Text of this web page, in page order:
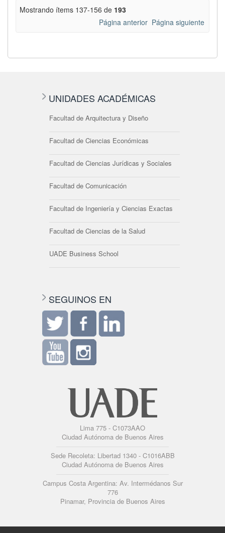
Mostrando ítems 137-156 de 193
Página anterior Página siguiente
UNIDADES ACADÉMICAS
Facultad de Arquitectura y Diseño
Facultad de Ciencias Económicas
Facultad de Ciencias Jurídicas y Sociales
Facultad de Comunicación
Facultad de Ingeniería y Ciencias Exactas
Facultad de Ciencias de la Salud
UADE Business School
SEGUINOS EN
Lima 775 - C1073AAO
Ciudad Autónoma de Buenos Aires
Sede Recoleta: Libertad 1340 - C1016ABB
Ciudad Autónoma de Buenos Aires
Campus Costa Argentina: Av. Intermédanos Sur
776
Pinamar, Provincia de Buenos Aires